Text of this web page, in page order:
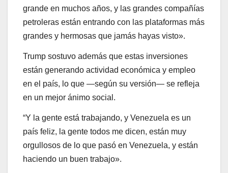
grande en muchos años, y las grandes compañías
petroleras están entrando con las plataformas más
grandes y hermosas que jamás hayas visto».
Trump sostuvo además que estas inversiones
están generando actividad económica y empleo
en el país, lo que —según su versión— se refleja
en un mejor ánimo social.
“Y la gente está trabajando, y Venezuela es un
país feliz, la gente todos me dicen, están muy
orgullosos de lo que pasó en Venezuela, y están
haciendo un buen trabajo».